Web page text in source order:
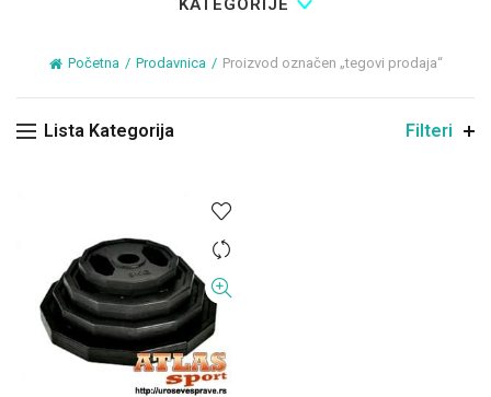
KATEGORIJE
Početna Prodavnica Proizvod označen „tegovi prodaja“
Lista Kategorija Filteri